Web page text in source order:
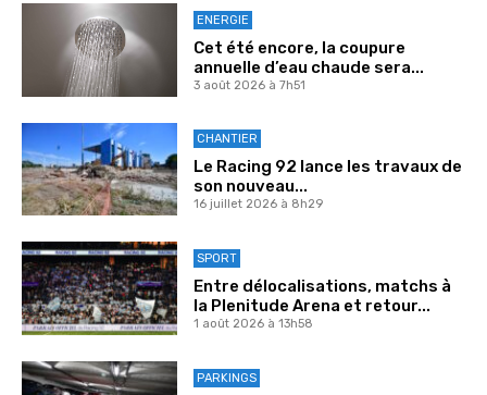
ENERGIE
Cet été encore, la coupure
annuelle d’eau chaude sera...
3 août 2026 à 7h51
CHANTIER
Le Racing 92 lance les travaux de
son nouveau...
16 juillet 2026 à 8h29
SPORT
Entre délocalisations, matchs à
la Plenitude Arena et retour...
1 août 2026 à 13h58
PARKINGS